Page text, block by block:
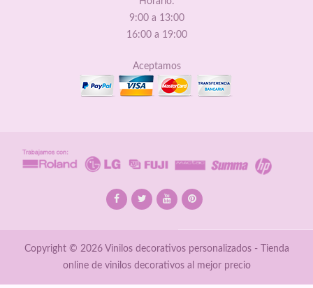
9:00 a 13:00
16:00 a 19:00
Aceptamos
Copyright © 2026 Vinilos decorativos personalizados - Tienda
online de vinilos decorativos al mejor precio